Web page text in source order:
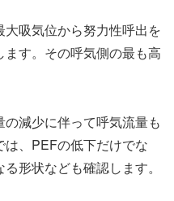
吸気位から努力性呼出を
す。その呼気側の最も高
減少に伴って呼気流量も
、PEFの低下だけでな
形状なども確認します。